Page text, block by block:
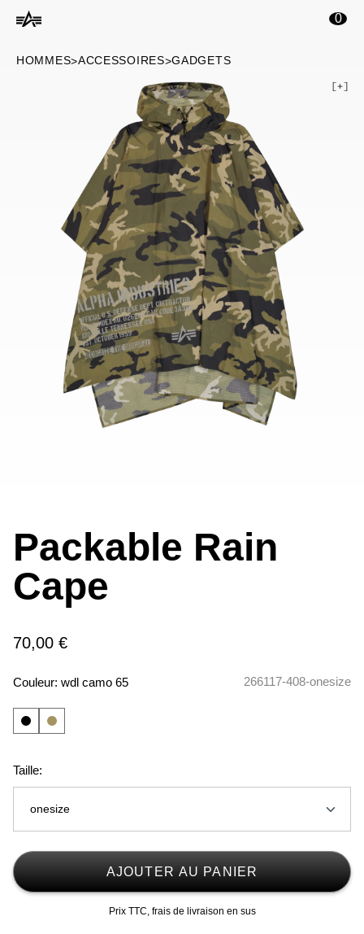
principal 0
HOMMES>ACCESSOIRES>GADGETS
Packable Rain
Cape
70,00 €
Couleur: wdl camo 65 266117-408-onesize
Taille:
onesize
AJOUTER AU PANIER
Prix TTC, frais de livraison en sus